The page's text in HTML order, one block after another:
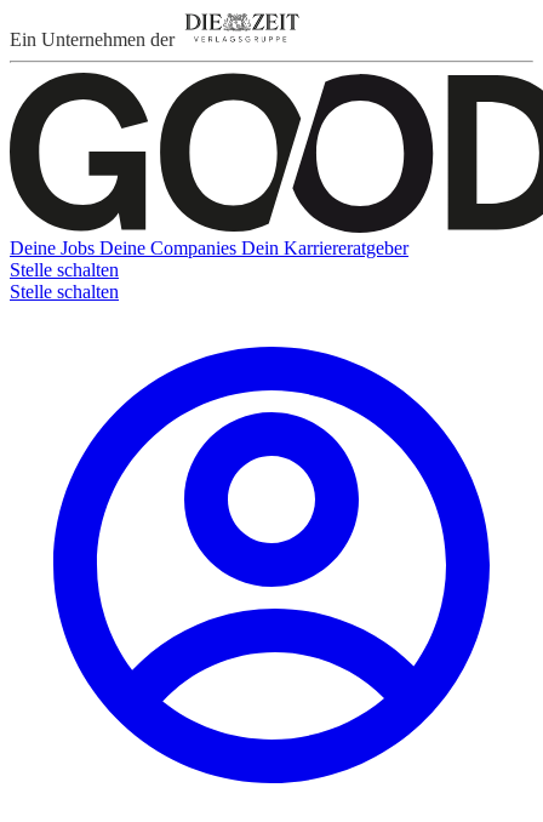
Ein Unternehmen der
Deine Jobs Deine Companies Dein Karriereratgeber
Stelle schalten
Stelle schalten